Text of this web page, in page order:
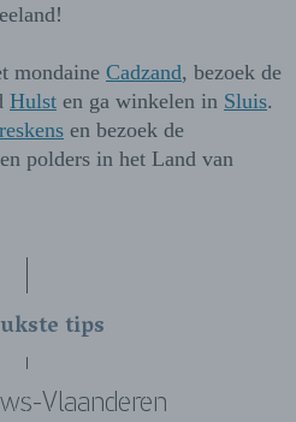
mondaine Cadzand, bezoek de
Hulst en ga winkelen in Sluis.
en bezoek de
polders in het Land van
tips
Vlaanderen